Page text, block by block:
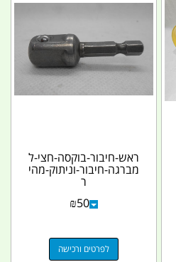
ראש-חיבור-בוקסה-חצי-ל
מברגה-חיבור-וניתוק-מהי
ר
₪50
לפרטים ורכישה